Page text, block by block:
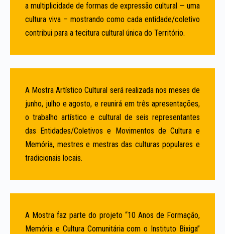
a multiplicidade de formas de expressão cultural — uma
cultura viva – mostrando como cada entidade/coletivo
contribui para a tecitura cultural única do Território.
A Mostra Artístico Cultural será realizada nos meses de
junho, julho e agosto, e reunirá em três apresentações,
o trabalho artístico e cultural de seis representantes
das Entidades/Coletivos e Movimentos de Cultura e
Memória, mestres e mestras das culturas populares e
tradicionais locais.
A Mostra faz parte do projeto “10 Anos de Formação,
Memória e Cultura Comunitária com o Instituto Bixiga”